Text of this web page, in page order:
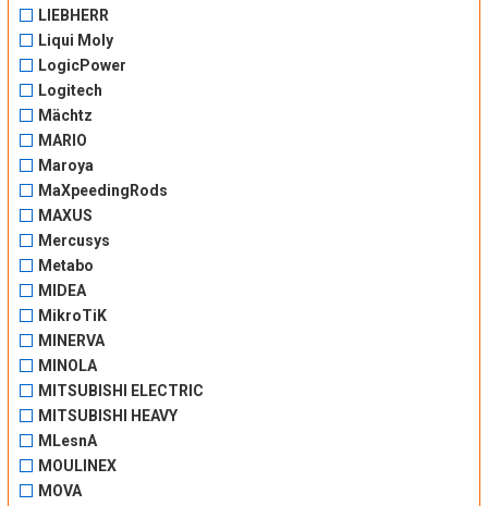
LIEBHERR
Liqui Moly
LogicPower
Logitech
Mächtz
MARIO
Maroya
MaXpeedingRods
MAXUS
Mercusys
Metabo
MIDEA
MikroTiK
MINERVA
MINOLA
MITSUBISHI ELECTRIC
MITSUBISHI HEAVY
MLesnA
MOULINEX
MOVA